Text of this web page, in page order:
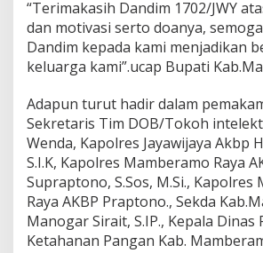
“Terimakasih Dandim 1702/JWY
dan motivasi serto doanya,
Dandim kepada kami menjadikan
keluarga kami”.ucap Bupati
Adapun turut hadir dalam
Sekretaris Tim DOB/Tokoh
Wenda, Kapolres Jayawijaya Akbp
S.I.K, Kapolres Mamberamo Raya
Supraptono, S.Sos, M.Si., Kapolres
Raya AKBP Praptono., Sekda
Manogar Sirait, S.IP., Kepala Dinas
Ketahanan Pangan Kab.